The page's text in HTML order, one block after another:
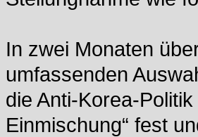
In zwei Monaten
umfassenden
die Anti-Korea-
Einmischung“ fest